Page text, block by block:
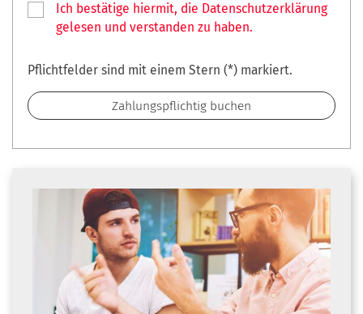
Ich bestätige hiermit, die Datenschutzerklärung
gelesen und verstanden zu haben.
Pflichtfelder sind mit einem Stern (*) markiert.